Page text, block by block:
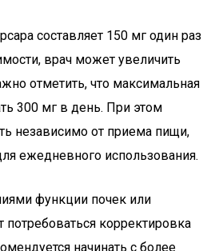
составляет 150 мг один раз
врач может увеличить
отметить, что максимальная
300 мг в день. При этом
независимо от приема пищи,
ежедневного использования.
функции почек или
корректировка
начинать с более